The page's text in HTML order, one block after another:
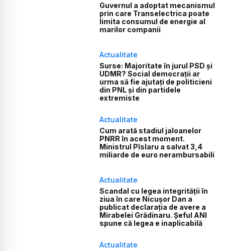
Guvernul a adoptat mecanismul
prin care Transelectrica poate
limita consumul de energie al
marilor companii
Actualitate
Surse: Majoritate în jurul PSD și
UDMR? Social democrații ar
urma să fie ajutați de politicieni
din PNL și din partidele
extremiste
Actualitate
Cum arată stadiul jaloanelor
PNRR în acest moment.
Ministrul Pîslaru a salvat 3,4
miliarde de euro nerambursabili
Actualitate
Scandal cu legea integrității în
ziua în care Nicușor Dan a
publicat declarația de avere a
Mirabelei Grădinaru. Șeful ANI
spune că legea e inaplicabilă
Actualitate